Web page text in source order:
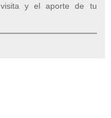
y el aporte de tu